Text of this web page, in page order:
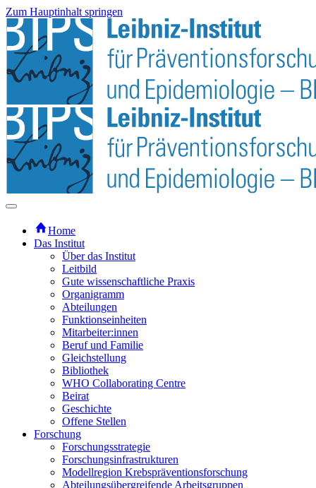
Zum Hauptinhalt springen
Home
Das Institut
Über das Institut
Leitbild
Gute wissenschaftliche Praxis
Organigramm
Abteilungen
Funktionseinheiten
Mitarbeiter:innen
Beruf und Familie
Gleichstellung
Bibliothek
WHO Collaborating Centre
Beirat
Geschichte
Offene Stellen
Forschung
Forschungsstrategie
Forschungsinfrastrukturen
Modellregion Krebspräventionsforschung
Abteilungsübergreifende Arbeitsgruppen